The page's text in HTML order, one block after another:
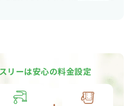
リーは安心の料金設定